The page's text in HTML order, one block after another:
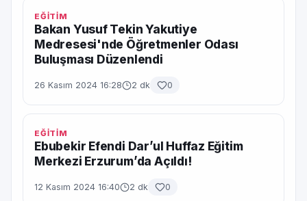
EĞİTİM
Bakan Yusuf Tekin Yakutiye
Medresesi'nde Öğretmenler Odası
Buluşması Düzenlendi
26 Kasım 2024 16:28 2 dk 0
EĞİTİM
Ebubekir Efendi Dar’ul Huffaz Eğitim
Merkezi Erzurum’da Açıldı!
12 Kasım 2024 16:40 2 dk 0